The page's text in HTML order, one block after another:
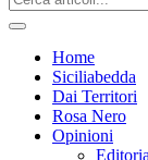
Home
Siciliabedda
Dai Territori
Rosa Nero
Opinioni